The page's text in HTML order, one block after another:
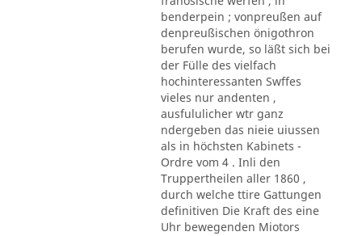
benderpein ; vonpreußen auf
denpreußischen önigothron
berufen wurde, so läßt sich bei
der Fülle des vielfach
hochinteressanten Swffes
vieles nur andenten ,
ausfululicher wtr ganz
ndergeben das nieie uiussen
als in höchsten Kabinets -
Ordre vom 4 . Inli den
Truppertheilen aller 1860 ,
durch welche ttire Gattungen
definitiven Die Kraft des eine
Uhr bewegenden Miotors